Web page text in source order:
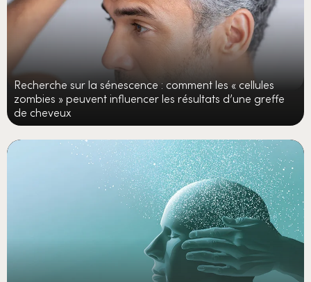
Recherche sur la sénescence : comment les « cellules
zombies » peuvent influencer les résultats d’une greffe
de cheveux